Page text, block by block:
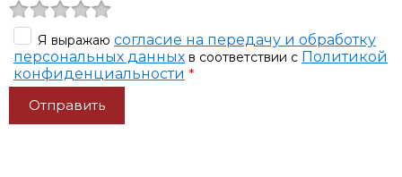
Я выражаю согласие на передачу и обработку
персональных данных в соответствии с Политикой
конфиденциальности *